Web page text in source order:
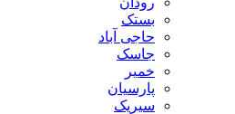
بستک
حاجی آباد
جاسک
خمیر
پارسیان
سیریک